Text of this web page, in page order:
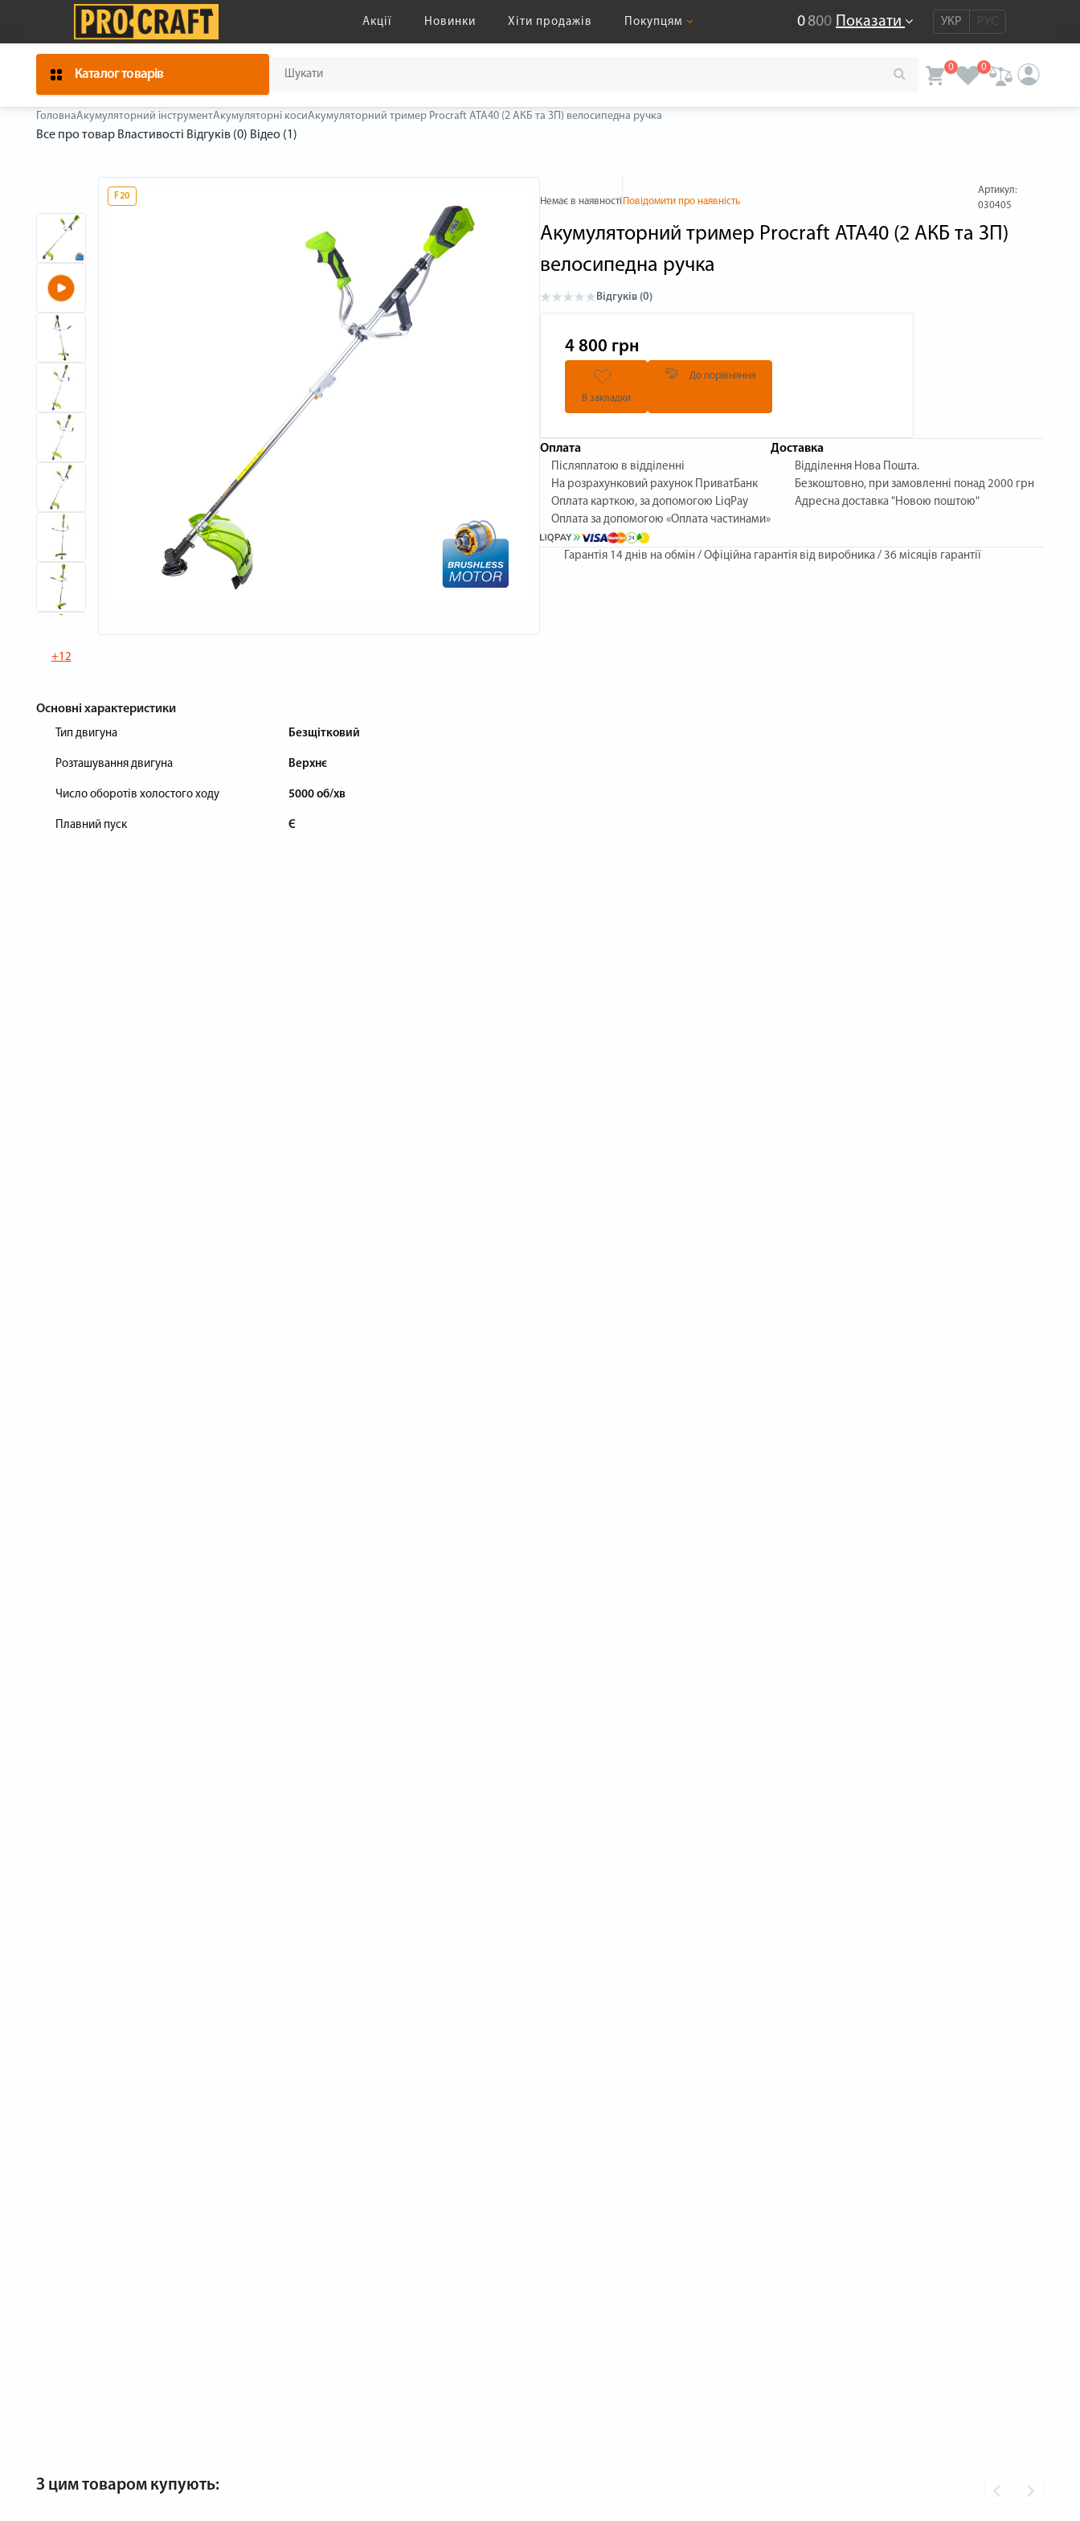
Акції Новинки Хіти продажів Покупцям 0800 Показати УКР РУС
Каталог товарів
0 0
ГоловнаАкумуляторний інструментАкумуляторні косиАкумуляторний тример Procraft ATA40 (2 АКБ та ЗП) велосипедна ручка
Все про товар Властивості Відгуків (0) Відео (1)
+12
F20
Основні характеристики
Тип двигуна Безщітковий
Розташування двигуна Верхнє
Число оборотів холостого ходу 5000 об/хв
Плавний пуск Є
Немає в наявності Повідомити про наявність
Артикул:
030405
Акумуляторний тример Procraft ATA40 (2 АКБ та ЗП)
велосипедна ручка
Відгуків (0)
4 800 грн
В закладки
До порівняння
Оплата
Післяплатою в відділенні
На розрахунковий рахунок ПриватБанк
Оплата карткою, за допомогою LiqPay
Оплата за допомогою «Оплата частинами»
Доставка
Відділення Нова Пошта.
Безкоштовно, при замовленні понад 2000 грн
Адресна доставка "Новою поштою"
Гарантія 14 днів на обмін / Офіційна гарантія від виробника / 36 місяців гарантії
З цим товаром купують: